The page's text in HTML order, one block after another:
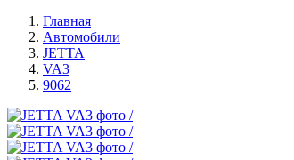
Главная
Автомобили
JETTA
VA3
9062